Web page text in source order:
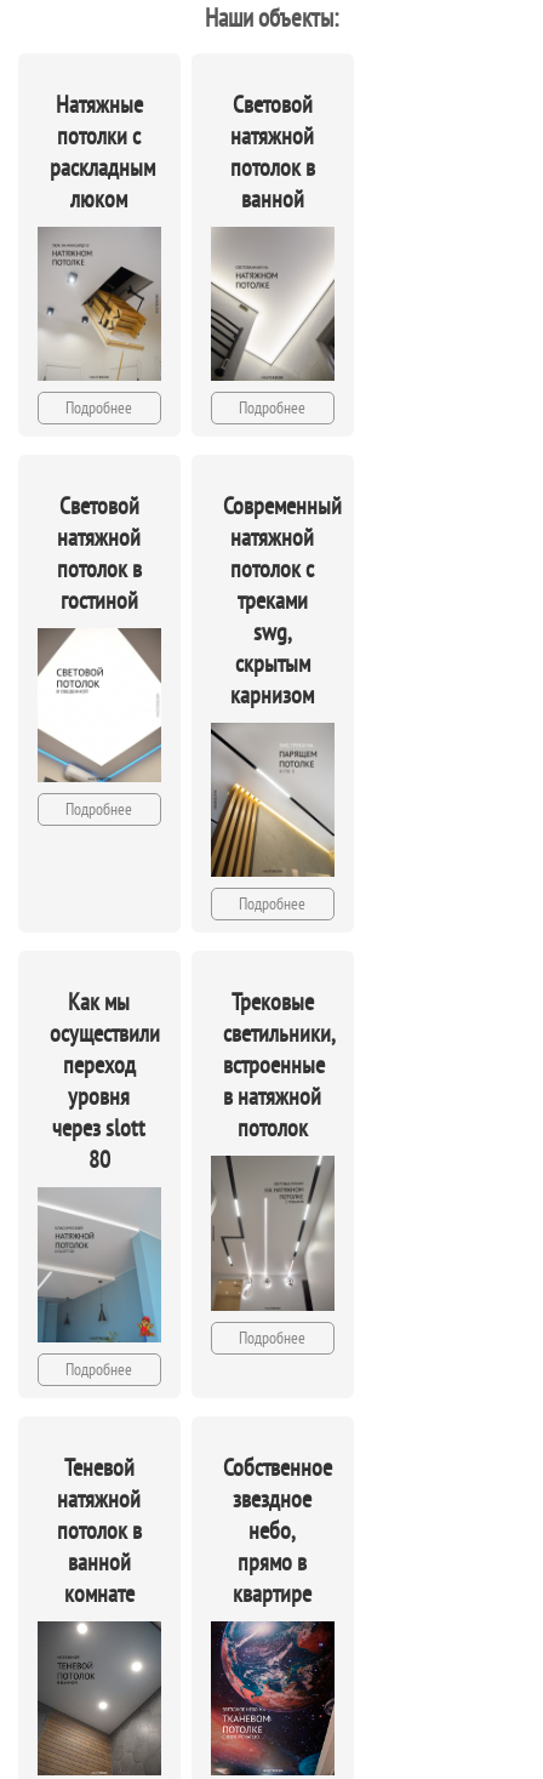
Наши объекты:
Натяжные
потолки с
раскладным
люком
Подробнее
Световой
натяжной
потолок в
ванной
Подробнее
Световой
натяжной
потолок в
гостиной
Подробнее
Современный
натяжной
потолок с
треками
swg,
скрытым
карнизом
Подробнее
Как мы
осуществили
переход
уровня
через slott
80
Подробнее
Трековые
светильники,
встроенные
в натяжной
потолок
Подробнее
Теневой
натяжной
потолок в
ванной
комнате
Собственное
звездное
небо,
прямо в
квартире